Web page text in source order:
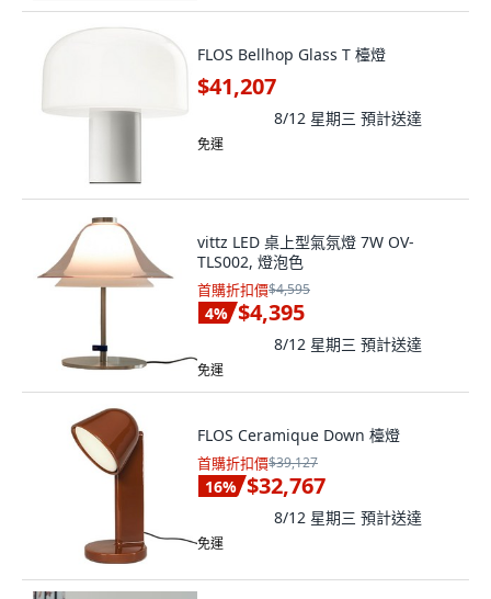
FLOS Bellhop Glass T 檯燈
$41,207
8/12 星期三 預計送達
免運
vittz LED 桌上型氣氛燈 7W OV-
TLS002, 燈泡色
首購折扣價$4,595
4% $4,395
8/12 星期三 預計送達
免運
FLOS Ceramique Down 檯燈
首購折扣價$39,127
16% $32,767
8/12 星期三 預計送達
免運